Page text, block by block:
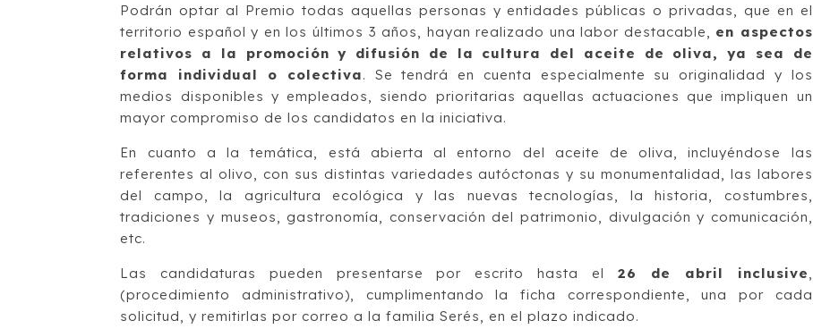
Podrán optar al Premio todas aquellas personas y entidades públicas o privadas, que en el
territorio español y en los últimos 3 años, hayan realizado una labor destacable, en aspectos
relativos a la promoción y difusión de la cultura del aceite de oliva, ya sea de
forma individual o colectiva. Se tendrá en cuenta especialmente su originalidad y los
medios disponibles y empleados, siendo prioritarias aquellas actuaciones que impliquen un
mayor compromiso de los candidatos en la iniciativa.
En cuanto a la temática, está abierta al entorno del aceite de oliva, incluyéndose las
referentes al olivo, con sus distintas variedades autóctonas y su monumentalidad, las labores
del campo, la agricultura ecológica y las nuevas tecnologías, la historia, costumbres,
tradiciones y museos, gastronomía, conservación del patrimonio, divulgación y comunicación,
etc.
Las candidaturas pueden presentarse por escrito hasta el 26 de abril inclusive
(procedimiento administrativo), cumplimentando la ficha correspondiente, una por cada
solicitud, y remitirlas por correo a la familia Serés, en el plazo indicado.